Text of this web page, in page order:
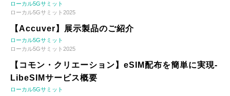
ローカル5Gサミット
ローカル5Gサミット2025
【Accuver】展示製品のご紹介
ローカル5Gサミット
ローカル5Gサミット2025
【コモン・クリエーション】eSIM配布を簡単に実現-
LibeSIMサービス概要
ローカル5Gサミット